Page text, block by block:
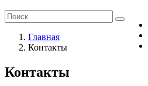
Главная
Контакты
Контакты